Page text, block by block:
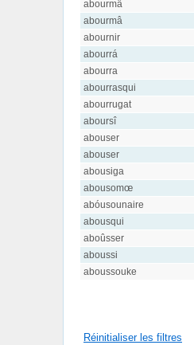
abourmâ
abourmâ
abournir
abourrá
abourra
abourrasqui
abourrugat
aboursî
abouser
abouser
abousiga
abousomœ
abóusounaire
abousqui
aboûsser
aboussi
aboussouke
Réinitialiser les filtres